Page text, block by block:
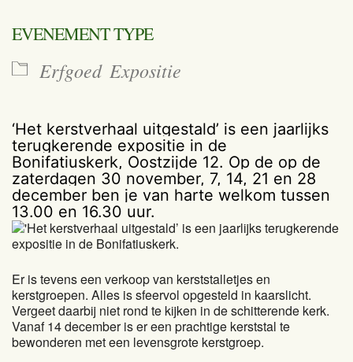
EVENEMENT TYPE
Erfgoed Expositie
‘Het kerstverhaal uitgestald’ is een jaarlijks
terugkerende expositie in de
Bonifatiuskerk, Oostzijde 12. Op de op de
zaterdagen 30 november, 7, 14, 21 en 28
december ben je van harte welkom tussen
13.00 en 16.30 uur.
Er is tevens een verkoop van kerststalletjes en
kerstgroepen. Alles is sfeervol opgesteld in kaarslicht.
Vergeet daarbij niet rond te kijken in de schitterende kerk.
Vanaf 14 december is er een prachtige kerststal te
bewonderen met een levensgrote kerstgroep.